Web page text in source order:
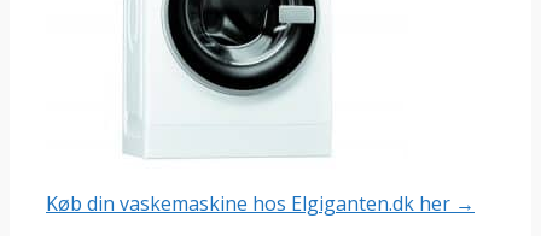
Køb din vaskemaskine hos Elgiganten.dk her →